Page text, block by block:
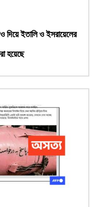
দিয়ে ইতালি ও ইসরায়েলের
হয়েছে